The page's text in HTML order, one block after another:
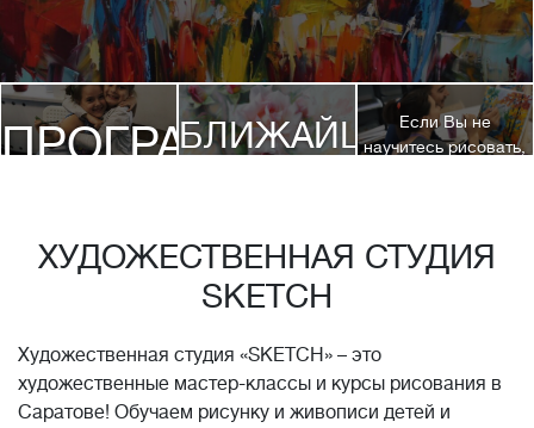
ПРОГРАММЫ
БЛИЖАЙШИЕЕсли Вы не
научитесь рисовать,
стоимость обучения!*
ХУДОЖЕСТВЕННАЯ СТУДИЯ
SKETCH
Художественная студия «SKETCH» – это
художественные мастер-классы и курсы рисования в
Саратове! Обучаем рисунку и живописи детей и